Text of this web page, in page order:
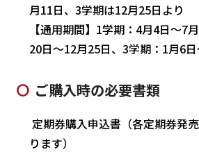
月11日、3学期は12月25日より
【通用期間】1学期：4月4日～7
20日～12月25日、3学期：1月6
ご購入時の必要書類
定期券購入申込書（各定期券発
ります）